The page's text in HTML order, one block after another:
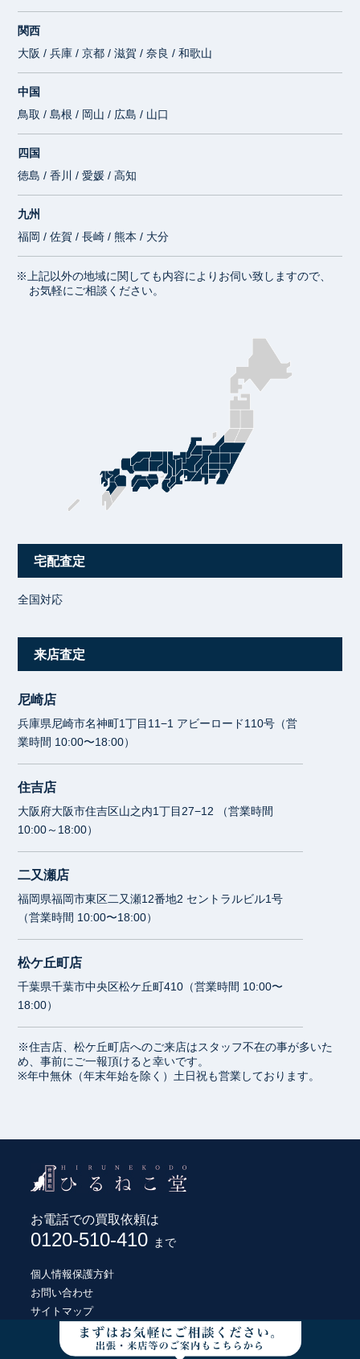
関西
大阪 / 兵庫 / 京都 / 滋賀 / 奈良 / 和歌山
中国
鳥取 / 島根 / 岡山 / 広島 / 山口
四国
徳島 / 香川 / 愛媛 / 高知
九州
福岡 / 佐賀 / 長崎 / 熊本 / 大分
※上記以外の地域に関しても内容によりお伺い致しますので、
お気軽にご相談ください。
宅配査定
全国対応
来店査定
尼崎店
兵庫県尼崎市名神町1丁目11−1 アビーロード110号（営
業時間 10:00〜18:00）
住吉店
大阪府大阪市住吉区山之内1丁目27−12 （営業時間
10:00～18:00）
二又瀬店
福岡県福岡市東区二又瀬12番地2 セントラルビル1号
（営業時間 10:00〜18:00）
松ケ丘町店
千葉県千葉市中央区松ケ丘町410（営業時間 10:00〜
18:00）
※住吉店、松ケ丘町店へのご来店はスタッフ不在の事が多いた
め、事前にご一報頂けると幸いです。
※年中無休（年末年始を除く）土日祝も営業しております。
お電話での買取依頼は
0120-510-410 まで
個人情報保護方針
お問い合わせ
サイトマップ
© HIRUNEKODO CO., LTD.